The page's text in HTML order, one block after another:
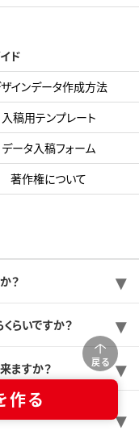
戻る
作る
ド
インデータ作成方法
入稿用テンプレート
データ入稿フォーム
著作権について
？
らいですか？
ますか？
ですが、価格を抑え